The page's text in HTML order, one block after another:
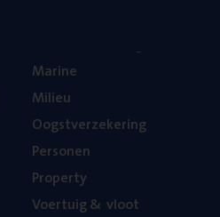
Mari­ne
Mili­eu
Oogst­ver­ze­ke­ring
Per­so­nen
Pro­per­ty
Voer­tuig& vloot